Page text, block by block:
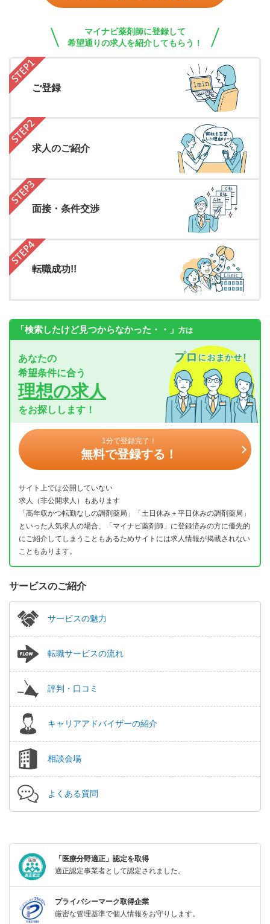
マイナビ薬剤師に登録して
希望通りの求人を紹介してもらう！
ご登録
求人のご紹介
面接・条件交渉
転職成功!!
「検索したけど見つからなかった・・」 方は
あなたの
希望条件に合う
理想の求人
をお探しします！
1分で登録完了！
無料で登録する！
サイト上では公開していない
求人（非公開求人）もあります
「高年収かつ転勤なしの調剤薬局」「土日休み＋平日休みの調剤薬局」
といった人気求人の場合、「マイナビ薬剤師」に登録済みの方に優先的
にご紹介してしまうこともあるためサイトには求人情報が掲載されない
こともあります。
サービスのご紹介
サービスの魅力
転職サービスの流れ
評判・口コミ
キャリアアドバイザーの紹介
相談会場
よくある質問
「医療分野適正」認定を取得
適正認定事業者として認定されました。
プライバシーマーク取得企業
厳密な管理基準で個人情報をお守りします。